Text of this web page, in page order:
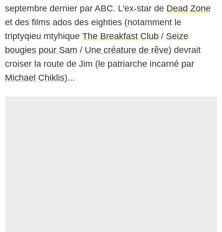
septembre dernier par ABC. L'ex-star de Dead Zone
et des films ados des eighties (notamment le
triptyqieu mtyhique The Breakfast Club / Seize
bougies pour Sam / Une créature de rêve) devrait
croiser la route de Jim (le patriarche incarné par
Michael Chiklis)...